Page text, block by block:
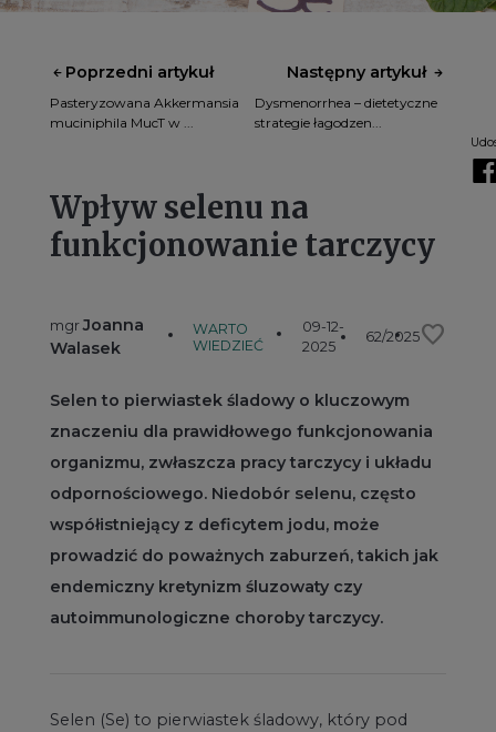
Poprzedni artykuł
Pasteryzowana Akkermansia
muciniphila MucT w ...
Następny artykuł
Dysmenorrhea – dietetyczne
strategie łagodzen...
Wpływ selenu na
funkcjonowanie tarczycy
mgrJoanna
Walasek
WARTO
WIEDZIEĆ
09-12-
2025
62/2025favorite
Selen to pierwiastek śladowy o kluczowym
znaczeniu dla prawidłowego funkcjonowania
organizmu, zwłaszcza pracy tarczycy i układu
odpornościowego. Niedobór selenu, często
współistniejący z deficytem jodu, może
prowadzić do poważnych zaburzeń, takich jak
endemiczny kretynizm śluzowaty czy
autoimmunologiczne choroby tarczycy.
Selen (Se) to pierwiastek śladowy, który pod